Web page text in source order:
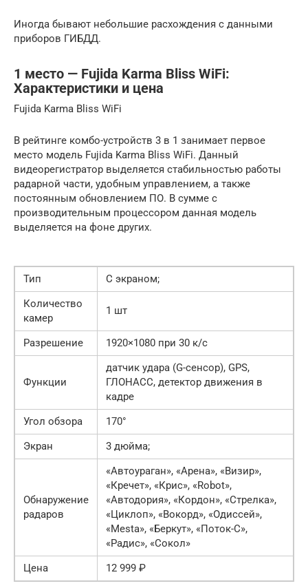
Иногда бывают небольшие расхождения с данными
приборов ГИБДД.
1 место — Fujida Karma Bliss WiFi:
Характеристики и цена
Fujida Karma Bliss WiFi
В рейтинге комбо-устройств 3 в 1 занимает первое
место модель Fujida Karma Bliss WiFi. Данный
видеорегистратор выделяется стабильностью работы
радарной части, удобным управлением, а также
постоянным обновлением ПО. В сумме с
производительным процессором данная модель
выделяется на фоне других.
Тип
С экраном;
Количество
камер
1 шт
Разрешение 1920×1080 при 30 к/с
Функции
датчик удара (G-сенсор), GPS,
ГЛОНАСС, детектор движения в
кадре
Угол обзора
170°
Экран
3 дюйма;
Обнаружение
радаров
«Автоураган», «Арена», «Визир»,
«Кречет», «Крис», «Robot»,
«Автодория», «Кордон», «Стрелка»,
«Циклоп», «Вокорд», «Одиссей»,
«Mesta», «Беркут», «Поток-С»,
«Радис», «Сокол»
Цена
12 999 ₽